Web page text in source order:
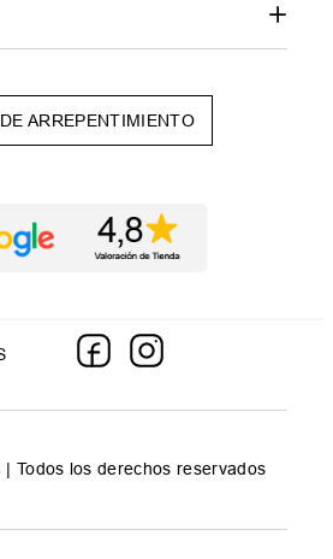
ARREPENTIMIENTO
Todos los derechos reservados